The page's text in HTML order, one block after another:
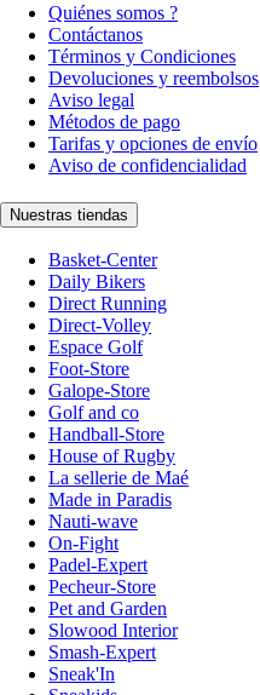
Quiénes somos ?
Contáctanos
Términos y Condiciones
Devoluciones y reembolsos
Aviso legal
Métodos de pago
Tarifas y opciones de envío
Aviso de confidencialidad
Nuestras tiendas
Basket-Center
Daily Bikers
Direct Running
Direct-Volley
Espace Golf
Foot-Store
Galope-Store
Golf and co
Handball-Store
House of Rugby
La sellerie de Maé
Made in Paradis
Nauti-wave
On-Fight
Padel-Expert
Pecheur-Store
Pet and Garden
Slowood Interior
Smash-Expert
Sneak'In